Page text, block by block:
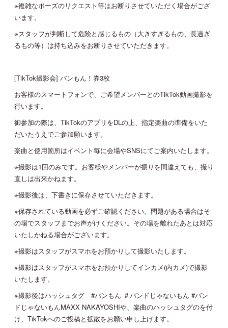
※複雑なポーズのリクエスト等はお断りさせていただく場合がござ
います。
※スタッフが判断して危険と感じるもの（大きすぎるもの、長過ぎ
るもの等）は持ち込みをお断りさせていただきます。
[TikTok撮影会] バンもん！券3枚
お客様のスマートフォンで、ご希望メンバーとのTikTok動画撮影を
行います。
御参加の際は、TikTokのアプリをDLの上、指定楽曲の準備をいた
だいたうえでご参加願います。
楽曲と使用箇所はイベント毎に会場やSNSにてご案内いたします。
※撮影は1回のみです。お客様やメンバーが振りを間違えても、撮り
直しは出来かねます。
※撮影後は、下書きに保存させていただきます。
※保存されている動画を必ずご確認ください。問題がある場合はそ
の場でスタッフまでお声がけください。その場を離れたあとは対応
いたしかねる場合がございます。
※撮影はスタッフがスマホをお預かりして撮影いたします。
※撮影はスタッフがスマホをお預かりしてインカメ(内カメ)で撮影
いたします。
※撮影後はハッシュタグ #バンもん ＃バンドじゃないもん #バン
ドじゃないもんMAXX NAKAYOSHIや、楽曲のハッシュタグのを付
け、TikTokへのご投稿と拡散をお願い申し上げます。